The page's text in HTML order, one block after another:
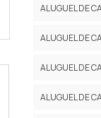
ALUGUEL DE
ALUGUEL DE
ALUGUEL DE
ALUGUEL DE